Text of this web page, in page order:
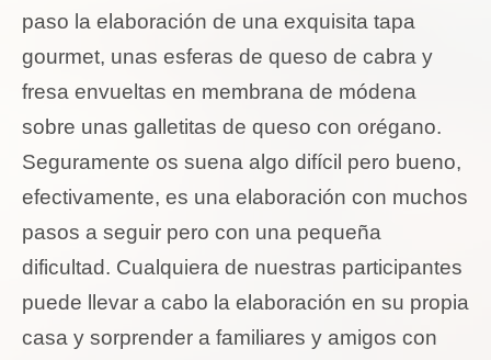
paso la elaboración de una exquisita tapa
gourmet, unas esferas de queso de cabra y
fresa envueltas en membrana de módena
sobre unas galletitas de queso con orégano.
Seguramente os suena algo difícil pero bueno,
efectivamente, es una elaboración con muchos
pasos a seguir pero con una pequeña
dificultad. Cualquiera de nuestras participantes
puede llevar a cabo la elaboración en su propia
casa y sorprender a familiares y amigos con